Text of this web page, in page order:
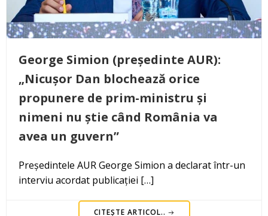
George Simion (președinte AUR):
„Nicușor Dan blochează orice
propunere de prim-ministru și
nimeni nu știe când România va
avea un guvern”
Președintele AUR George Simion a declarat într-un
interviu acordat publicației […]
CITEȘTE ARTICOL..